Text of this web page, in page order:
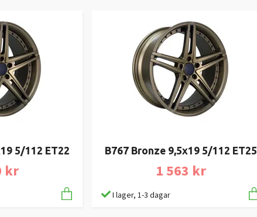
5/112 ET22
kr
B767 Bronze 9,5x19 5/112 ET25
1 563 kr
I lager, 1-3 dagar